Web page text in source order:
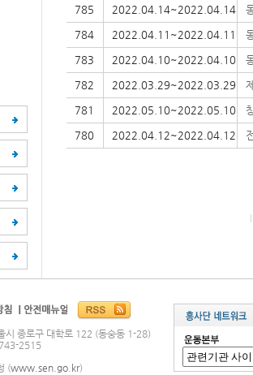
785 2022.04.14~2022.04.14
784 2022.04.11~2022.04.11
783 2022.04.10~2022.04.10
782 2022.03.29~2022.03.29
781 2022.05.10~2022.05.10
780 2022.04.12~2022.04.12
시 종로구 대학로 122 (동숭동 1-28)
2515
(www.sen.go.kr)